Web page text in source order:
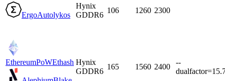
ErgoAutolykos
Hynix
GDDR6
106 1260 2300
EthereumPoWEthash Hynix
GDDR6
165 1560 2400
--